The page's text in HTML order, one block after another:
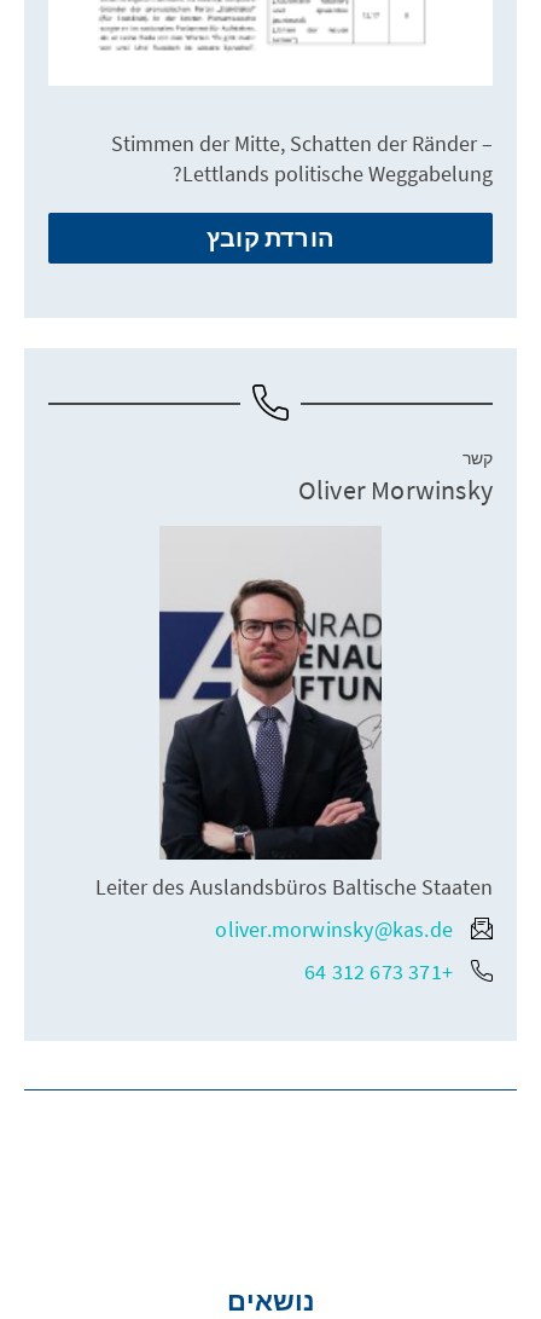
Stimmen der Mitte, Schatten der Ränder –
Lettlands politische Weggabelung?
הורדת קובץ
קשר
Oliver Morwinsky
Leiter des Auslandsbüros Baltische Staaten
oliver.morwinsky@kas.de
+371 673 312 64
נושאים